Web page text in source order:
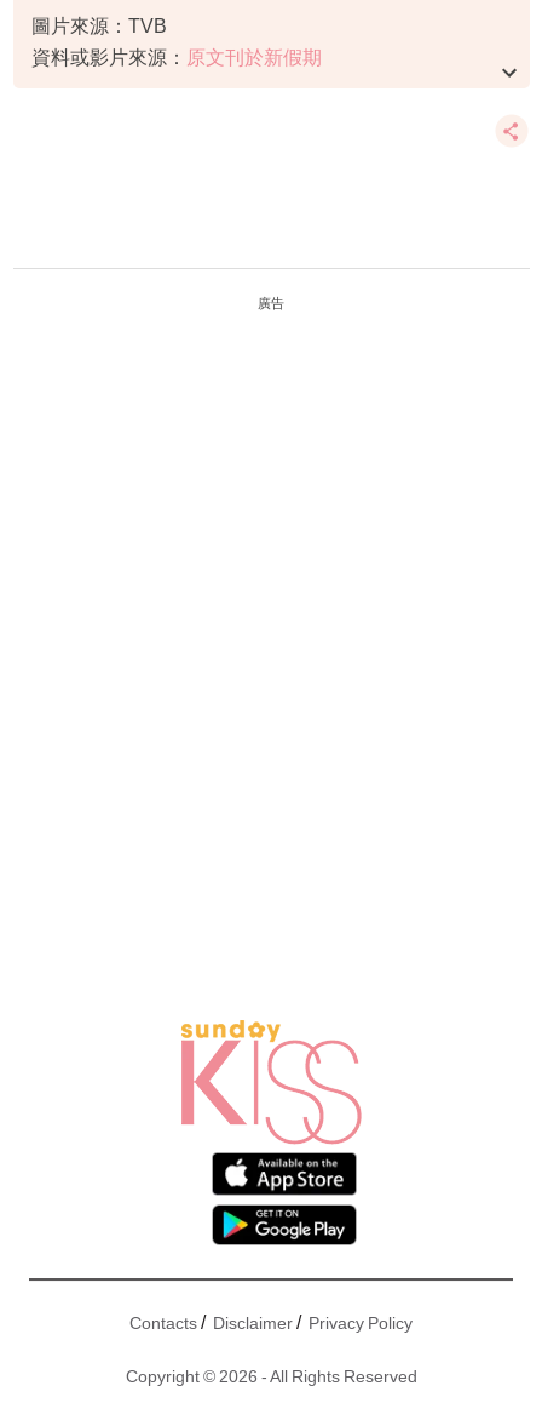
圖片來源：TVB
資料或影片來源： 原文刊於新假期
廣告
Contacts/ Disclaimer/ Privacy Policy
Copyright © 2026 - All Rights Reserved